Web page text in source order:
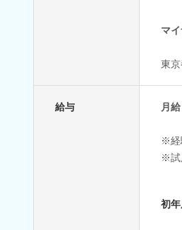
マ
東
給与 月
※経
※試
初